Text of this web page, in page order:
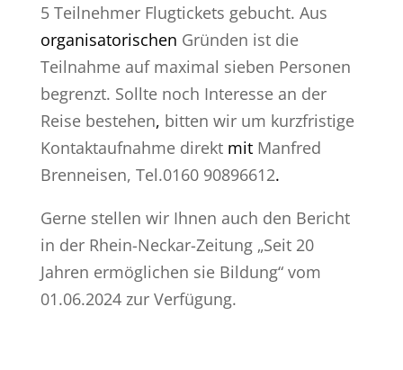
5 Teilnehmer Flugtickets gebucht. Aus
organisatorischen Gründen ist die
Teilnahme auf maximal sieben Personen
begrenzt. Sollte noch Interesse an der
Reise bestehen, bitten wir um kurzfristige
Kontaktaufnahme direkt mitManfred
Brenneisen, Tel.0160 90896612.
Gerne stellen wir Ihnen auch den Bericht
in der Rhein-Neckar-Zeitung „Seit 20
Jahren ermöglichen sie Bildung“ vom
01.06.2024 zur Verfügung.